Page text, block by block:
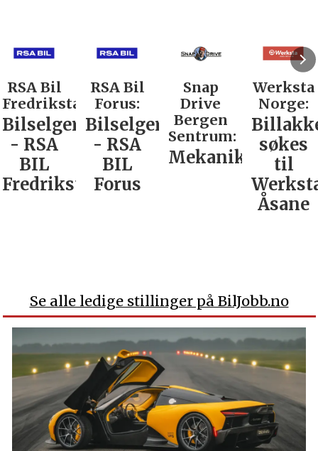
RSA Bil
Fredrikstad:
Bilselger
- RSA
BIL
Fredrikstad
RSA Bil
Forus:
Bilselger
- RSA
BIL
Forus
Snap
Drive
Bergen
Sentrum:
Mekaniker
Werksta
Norge:
søkes
til
Åsane
Se alle ledige stillinger på BilJobb.no